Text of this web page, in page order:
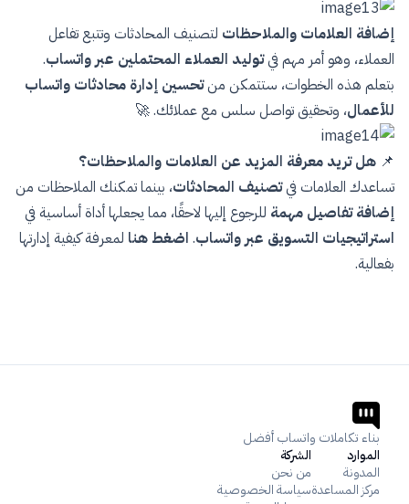
إضافة العلامات والملاحظات لتصنيف المحادثات وتتبع تفاعل
العملاء، وهو أمر مهم فيتوليد العملاء المحتملين عبر واتساب.
بتعلم هذه الخطوات، ستتمكن منتحسين إدارة محادثات واتساب
للأعمال، وتحقيق تواصل سلس مع عملائك. 🚀
📌 هل تريد معرفة المزيد عن العلامات والملاحظات؟
تساعدك العلامات فيتصنيف المحادثات، بينما تمكنك الملاحظات من
إضافة تفاصيل مهمة للرجوع إليها لاحقًا، مما يجعلها أداة أساسية في
استراتيجيات التسويق عبر واتساب. اضغط هنا لمعرفة كيفية إدارتها
بفعالية.
بناء تكاملات واتساب أفضل
الموارد
المدونة
مركز المساعدة
الشركة
من نحن
سياسة الخصوصية